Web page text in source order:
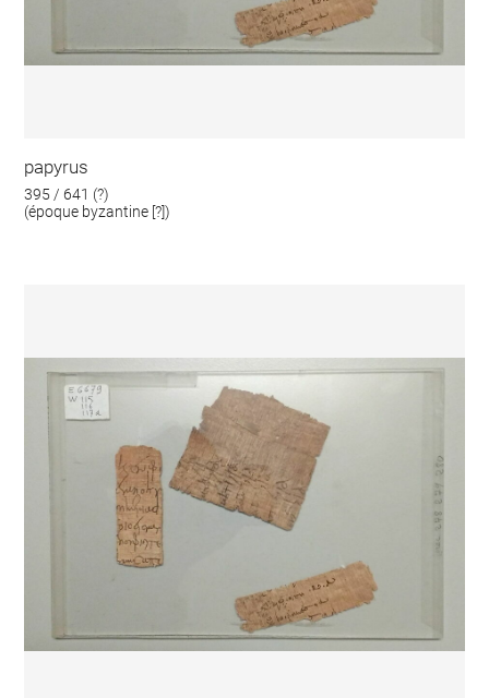
papyrus
395 / 641 (?)
(époque byzantine [?])